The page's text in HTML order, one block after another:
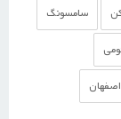
سامسونگ